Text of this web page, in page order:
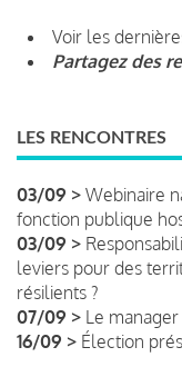
Voir les
Partagez des
LES RENCONTRES
03/09 > Webinaire
fonction publique
03/09 >
leviers pour des
résilients ?
07/09 > Le
16/09 > Élection